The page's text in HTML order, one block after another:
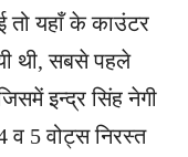
तो यहाँ के काउंटर
थी, सबसे पहले
इन्द्र सिंह नेगी
व 5 वोट्स निरस्त